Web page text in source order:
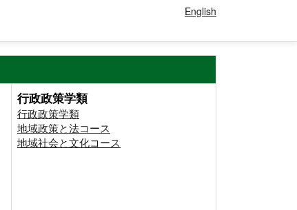
English
行政政策学類
行政政策学類
地域政策と法コース
地域社会と文化コース